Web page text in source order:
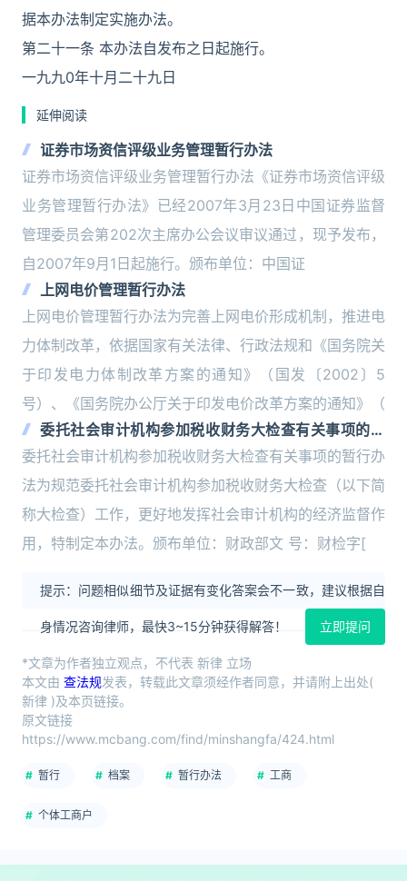
据本办法制定实施办法。
第二十一条 本办法自发布之日起施行。
一九九0年十月二十九日
延伸阅读
证券市场资信评级业务管理暂行办法
证券市场资信评级业务管理暂行办法《证券市场资信评级
业务管理暂行办法》已经2007年3月23日中国证券监督
管理委员会第202次主席办公会议审议通过，现予发布，
自2007年9月1日起施行。颁布单位：中国证
上网电价管理暂行办法
上网电价管理暂行办法为完善上网电价形成机制，推进电
力体制改革，依据国家有关法律、行政法规和《国务院关
于印发电力体制改革方案的通知》（国发〔2002〕5
号）、《国务院办公厅关于印发电价改革方案的通知》（
委托社会审计机构参加税收财务大检查有关事项的暂
行办法
委托社会审计机构参加税收财务大检查有关事项的暂行办
法为规范委托社会审计机构参加税收财务大检查（以下简
称大检查）工作，更好地发挥社会审计机构的经济监督作
用，特制定本办法。颁布单位：财政部文 号：财检字[
提示：问题相似细节及证据有变化答案会不一致，建议根据自
身情况咨询律师，最快3~15分钟获得解答！ 立即提问
*文章为作者独立观点，不代表 新律 立场
本文由 查法规发表，转载此文章须经作者同意，并请附上出处(
新律 )及本页链接。
原文链接
https://www.mcbang.com/find/minshangfa/424.html
暂行 档案 暂行办法 工商
个体工商户